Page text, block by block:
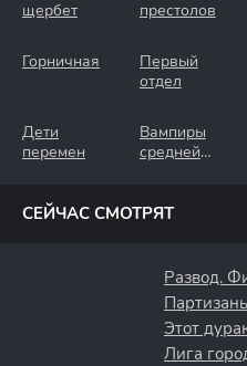
щербет
престолов
Горничная
Первый
отдел
Дети
перемен
Вампиры
средней
СЕЙЧАС СМОТРЯТ
Развод.
Этот
Лига